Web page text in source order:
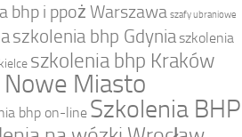
bhp i ppoż Warszawa szafy ubraniowe
szkolenia bhp Gdynia szkolenia
szkolenia bhp Kraków
Miasto
bhp on-line Szkolenia BHP